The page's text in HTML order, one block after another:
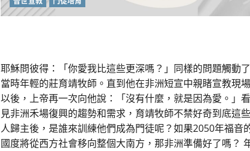
耶穌問彼得：「你愛我比這些更深嗎？」同樣的問題觸動
當時年輕的莊育靖牧師。直到他在非洲短宣中親睹宣教現
以後，上帝再一次向他說：「沒有什麼，就是因為愛。」
見非洲禾場復興的趨勢和需求，育靖牧師不禁好奇到底這
人歸主後，是誰來訓練他們成為門徒呢？如果2050年福音
國度將從西方社會移向整個大南方，那非洲準備好了嗎？